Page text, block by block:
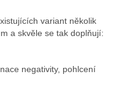
variant několik
a skvěle se tak doplňují:
negativity, pohlcení